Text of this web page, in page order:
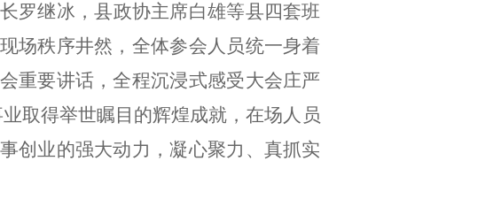
罗继冰，县政协主席白雄等县四套班
场秩序井然，全体参会人员统一身着
重要讲话，全程沉浸式感受大会庄严
取得举世瞩目的辉煌成就，在场人员
创业的强大动力，凝心聚力、真抓实